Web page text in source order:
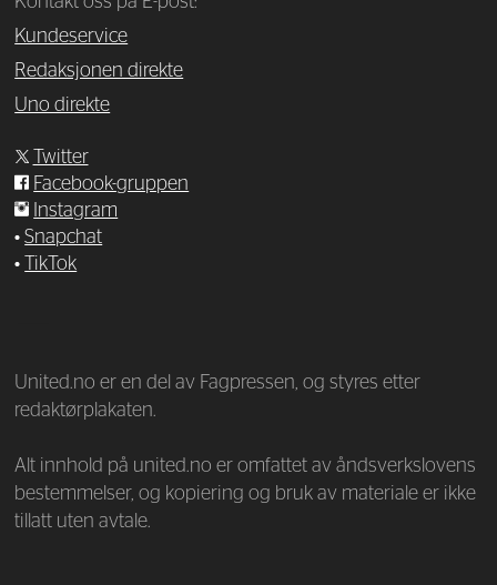
Kundeservice
Redaksjonen direkte
Uno direkte
Twitter
Facebook-gruppen
Instagram
•Snapchat
•
TikTok
United.no er en del av Fagpressen, og styres etter
redaktørplakaten.
Alt innhold på united.no er omfattet av åndsverkslovens
bestemmelser, og kopiering og bruk av materiale er ikke
tillatt uten avtale.